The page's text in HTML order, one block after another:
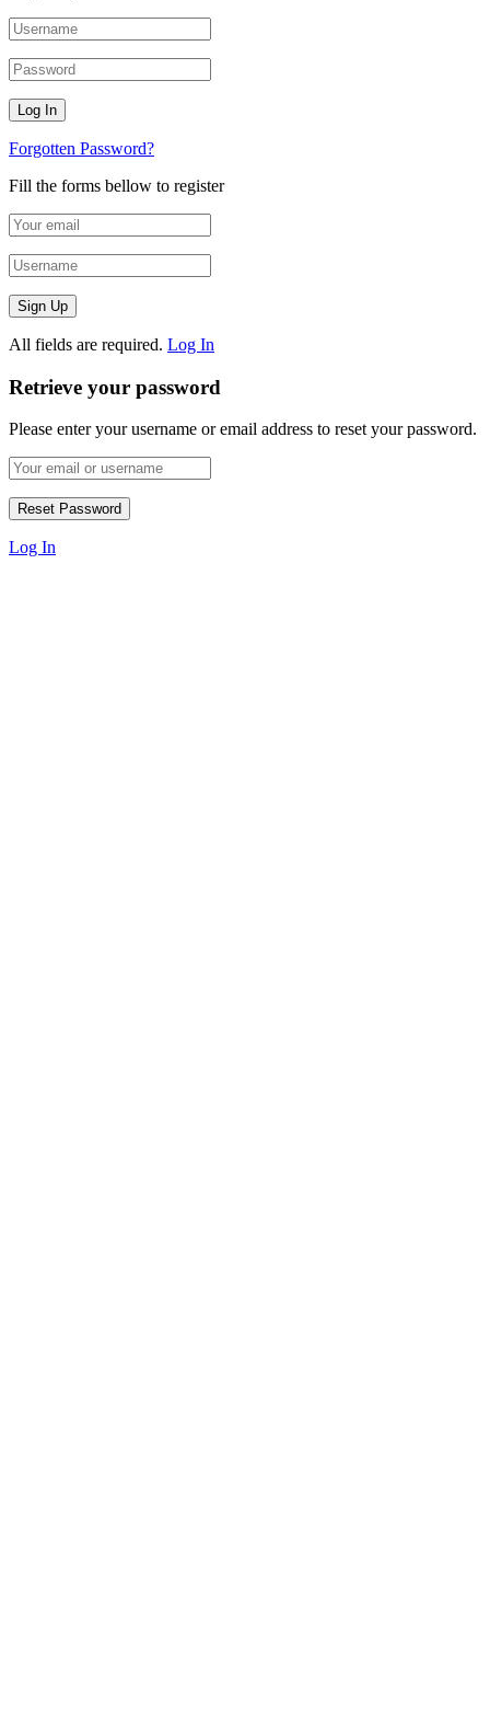
Forgotten Password?
Fill the forms bellow to register
All fields are required. Log In
Retrieve your password
Please enter your username or email address to reset your password.
Log In